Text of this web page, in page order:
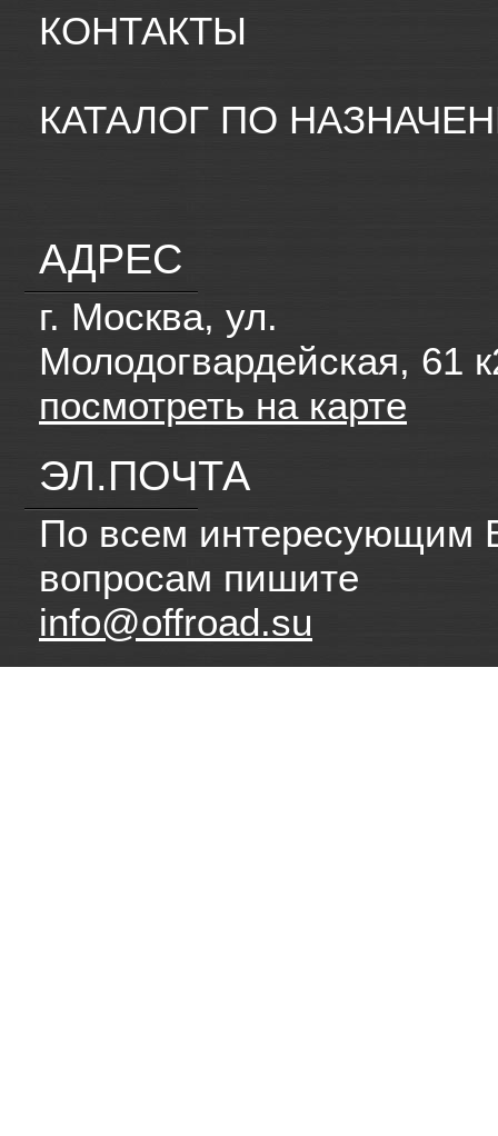
КОНТАКТЫ
КАТАЛОГ ПО
АДРЕС
г. Москва, ул.
Молодогвардейская, 61
посмотреть на карте
ЭЛ.ПОЧТА
По всем интересующим
вопросам пишите
info@offroad.su